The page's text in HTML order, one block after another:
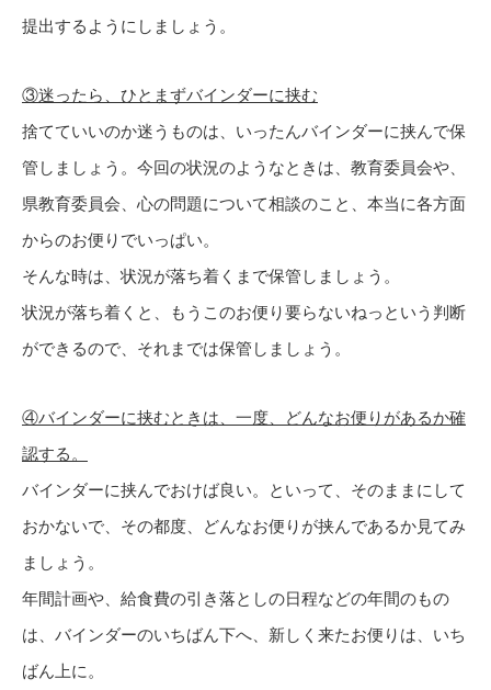
提出するようにしましょう。
③迷ったら、ひとまずバインダーに挟む
捨てていいのか迷うものは、いったんバインダーに挟んで保
管しましょう。今回の状況のようなときは、教育委員会や、
県教育委員会、心の問題について相談のこと、本当に各方面
からのお便りでいっぱい。
そんな時は、状況が落ち着くまで保管しましょう。
状況が落ち着くと、もうこのお便り要らないねっという判断
ができるので、それまでは保管しましょう。
④バインダーに挟むときは、一度、どんなお便りがあるか確
認する。
バインダーに挟んでおけば良い。といって、そのままにして
おかないで、その都度、どんなお便りが挟んであるか見てみ
ましょう。
年間計画や、給食費の引き落としの日程などの年間のもの
は、バインダーのいちばん下へ、新しく来たお便りは、いち
ばん上に。